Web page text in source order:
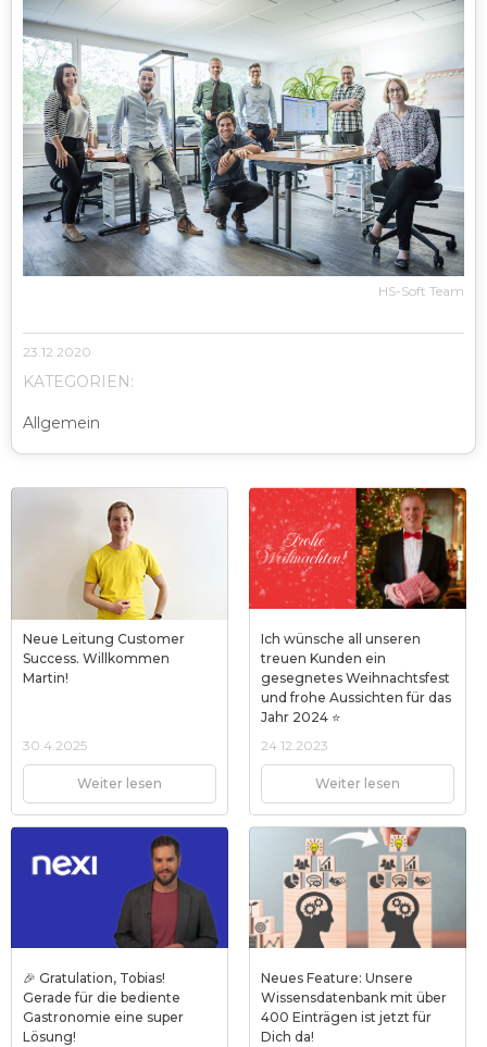
HS-Soft Team
23.12.2020
KATEGORIEN:
Allgemein
Neue Leitung Customer
Success. Willkommen
Martin!
30.4.2025
Weiter lesen
Ich wünsche all unseren
treuen Kunden ein
gesegnetes Weihnachtsfest
und frohe Aussichten für das
Jahr 2024 ⭐
24.12.2023
Weiter lesen
🎉 Gratulation, Tobias!
Gerade für die bediente
Gastronomie eine super
Lösung!
Neues Feature: Unsere
Wissensdatenbank mit über
400 Einträgen ist jetzt für
Dich da!